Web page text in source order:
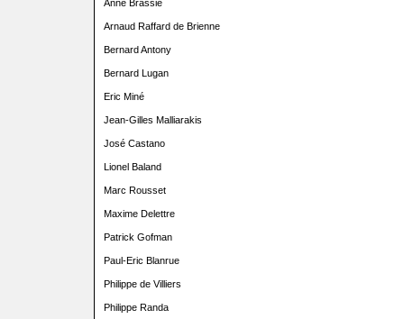
Anne Brassié
Arnaud Raffard de Brienne
Bernard Antony
Bernard Lugan
Eric Miné
Jean-Gilles Malliarakis
José Castano
Lionel Baland
Marc Rousset
Maxime Delettre
Patrick Gofman
Paul-Eric Blanrue
Philippe de Villiers
Philippe Randa